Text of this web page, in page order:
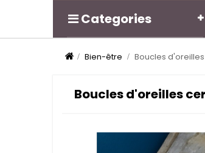
Categories
Bien-être Boucles
Boucles d'oreilles